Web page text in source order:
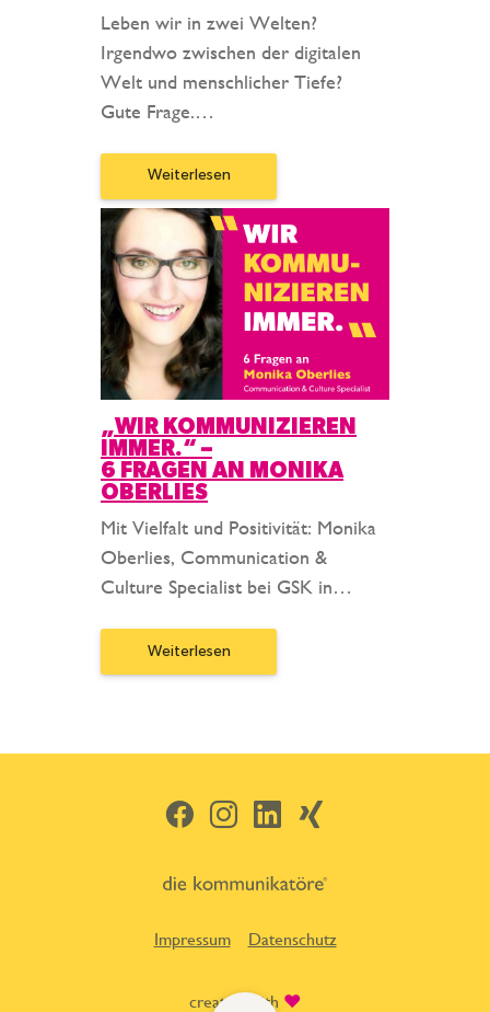
Leben wir in zwei Welten?
Irgendwo zwischen der digitalen
Welt und menschlicher Tiefe?
Gute Frage.…
Weiterlesen
„WIR KOMMUNIZIEREN
IMMER.“ –
6 FRAGEN AN MONIKA
OBERLIES
Mit Vielfalt und Positivität: Monika
Oberlies, Communication &
Culture Specialist bei GSK in…
Weiterlesen
FacebookInstagramLinkedInXing
Impressum Datenschutz
created with ♥